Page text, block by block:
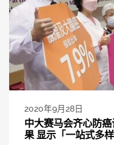
2020年9月28日
中大赛马会齐心防
果 显示「一站式多